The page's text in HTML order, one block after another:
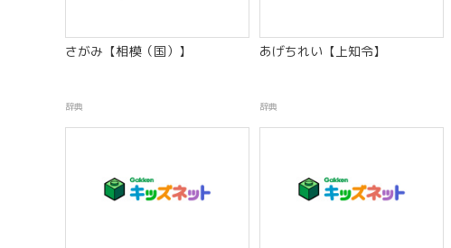
さがみ【相模（国）】
辞典
あげちれい【上知令】
辞典